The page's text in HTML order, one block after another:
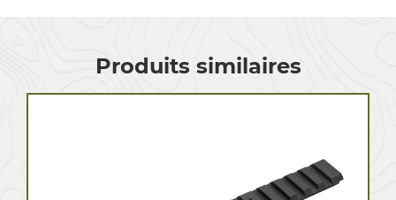
Produits similaires